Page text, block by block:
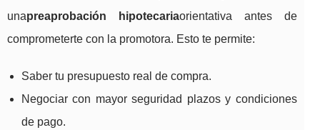
unapreaprobación hipotecariaorientativa antes de
comprometerte con la promotora. Esto te permite:
Saber tu presupuesto real de compra.
Negociar con mayor seguridad plazos y condiciones
de pago.